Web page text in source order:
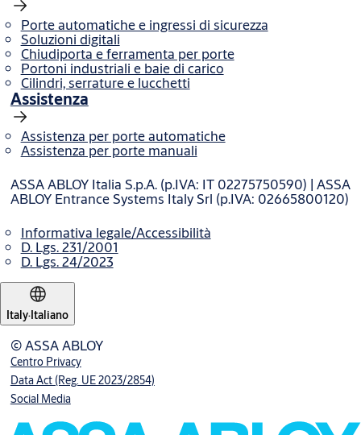
Porte automatiche e ingressi di sicurezza
Soluzioni digitali
Chiudiporta e ferramenta per porte
Portoni industriali e baie di carico
Cilindri, serrature e lucchetti
Assistenza
Assistenza per porte automatiche
Assistenza per porte manuali
ASSA ABLOY Italia S.p.A. (p.IVA: IT 02275750590) | ASSA
ABLOY Entrance Systems Italy Srl (p.IVA: 02665800120)
Informativa legale/Accessibilità
D. Lgs. 231/2001
D. Lgs. 24/2023
Italy· Italiano
© ASSA ABLOY
Centro Privacy
Data Act (Reg. UE 2023/2854)
Social Media